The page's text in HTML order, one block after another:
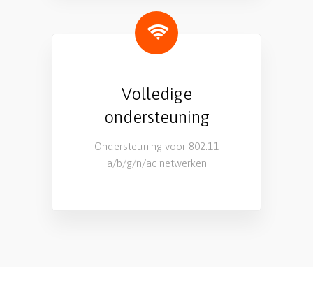
Volledige
ondersteuning
Ondersteuning voor 802.11
a/b/g/n/ac netwerken